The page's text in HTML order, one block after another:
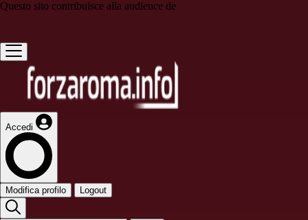
Questo sito contribuisce alla audience de
Accedi
Modifica profilo Logout